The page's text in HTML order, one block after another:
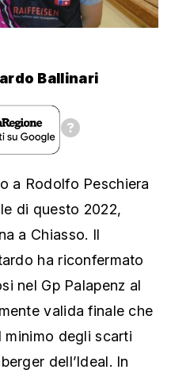
Ballinari
a Rodolfo Peschiera
di questo 2022,
a Chiasso. Il
ha riconfermato
nel Gp Palapenz al
valida finale che
minimo degli scarti
dell’Ideal. In